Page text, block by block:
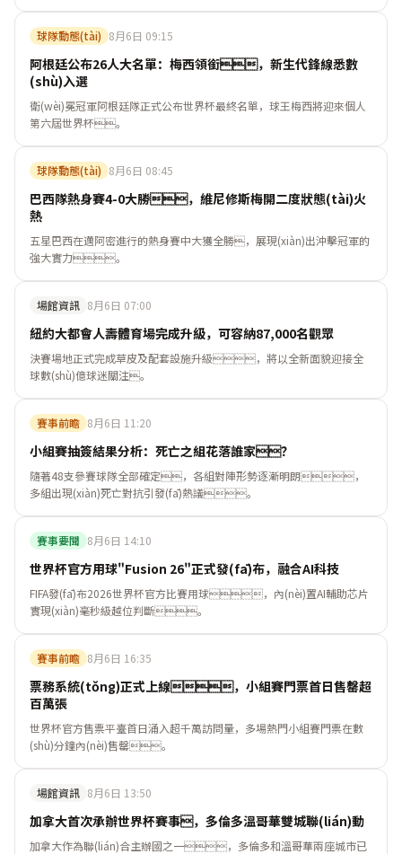
球隊動態(tài) 8月6日 09:15
阿根廷公布26人大名單：梅西領銜，新生代鋒線悉數
(shù)入選
衛(wèi)冕冠軍阿根廷隊正式公布世界杯最終名單，球王梅西將迎來個人
第六屆世界杯。
球隊動態(tài) 8月6日 08:45
巴西隊熱身賽4-0大勝，維尼修斯梅開二度狀態(tài)火
熱
五星巴西在邁阿密進行的熱身賽中大獲全勝，展現(xiàn)出沖擊冠軍的
強大實力。
場館資訊 8月6日 07:00
紐約大都會人壽體育場完成升級，可容納87,000名觀眾
決賽場地正式完成草皮及配套設施升級，將以全新面貌迎接全
球數(shù)億球迷關注。
賽事前瞻 8月6日 11:20
小組賽抽簽結果分析：死亡之組花落誰家？
隨著48支參賽球隊全部確定，各組對陣形勢逐漸明朗，
多組出現(xiàn)死亡對抗引發(fā)熱議。
賽事要聞 8月6日 14:10
世界杯官方用球"Fusion 26"正式發(fā)布，融合AI科技
FIFA發(fā)布2026世界杯官方比賽用球，內(nèi)置AI輔助芯片
實現(xiàn)毫秒級越位判斷。
賽事前瞻 8月6日 16:35
票務系統(tǒng)正式上線，小組賽門票首日售罄超
百萬張
世界杯官方售票平臺首日涌入超千萬訪問量，多場熱門小組賽門票在數
(shù)分鐘內(nèi)售罄。
場館資訊 8月6日 13:50
加拿大首次承辦世界杯賽事，多倫多溫哥華雙城聯(lián)動
加拿大作為聯(lián)合主辦國之一，多倫多和溫哥華兩座城市已